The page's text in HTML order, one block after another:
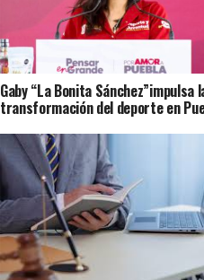
Gaby “La Bonita Sánchez”impulsa
transformación del deporte en